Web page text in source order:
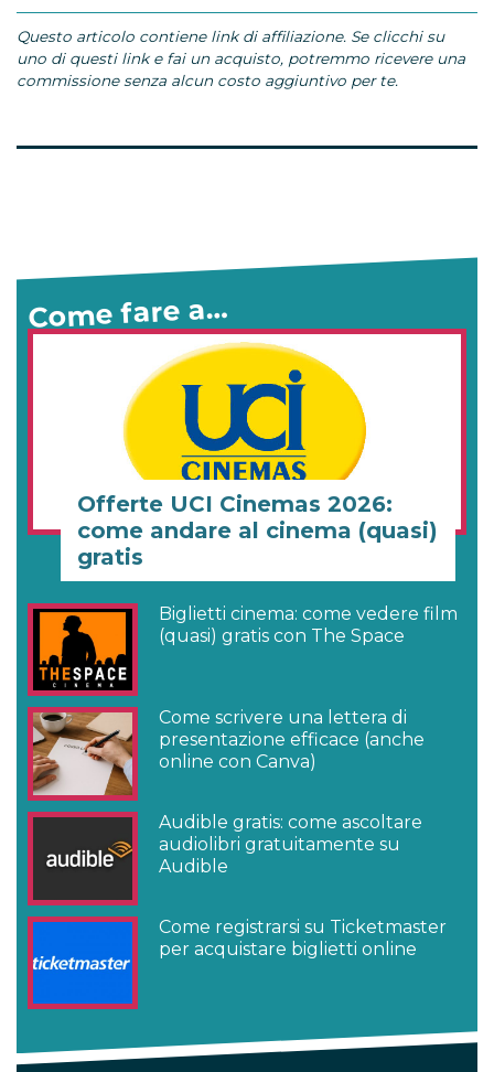
Questo articolo contiene link di affiliazione. Se clicchi su
uno di questi link e fai un acquisto, potremmo ricevere una
commissione senza alcun costo aggiuntivo per te.
Come fare a…
Offerte UCI Cinemas 2026:
come andare al cinema (quasi)
gratis
Biglietti cinema: come vedere film
(quasi) gratis con The Space
Come scrivere una lettera di
presentazione efficace (anche
online con Canva)
Audible gratis: come ascoltare
audiolibri gratuitamente su
Audible
Come registrarsi su Ticketmaster
per acquistare biglietti online